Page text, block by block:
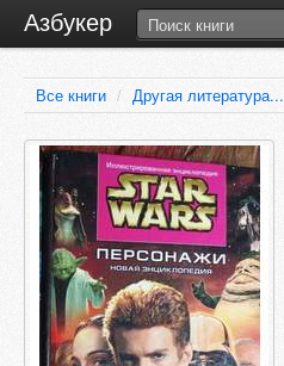
Азбукер
Все книги / Другая литература...